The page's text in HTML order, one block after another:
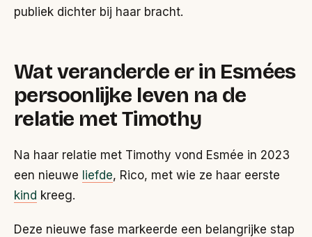
publiek dichter bij haar bracht.
Wat veranderde er in Esmées
persoonlijke leven na de
relatie met Timothy
Na haar relatie met Timothy vond Esmée in 2023
een nieuwe liefde, Rico, met wie ze haar eerste
kind kreeg.
Deze nieuwe fase markeerde een belangrijke stap